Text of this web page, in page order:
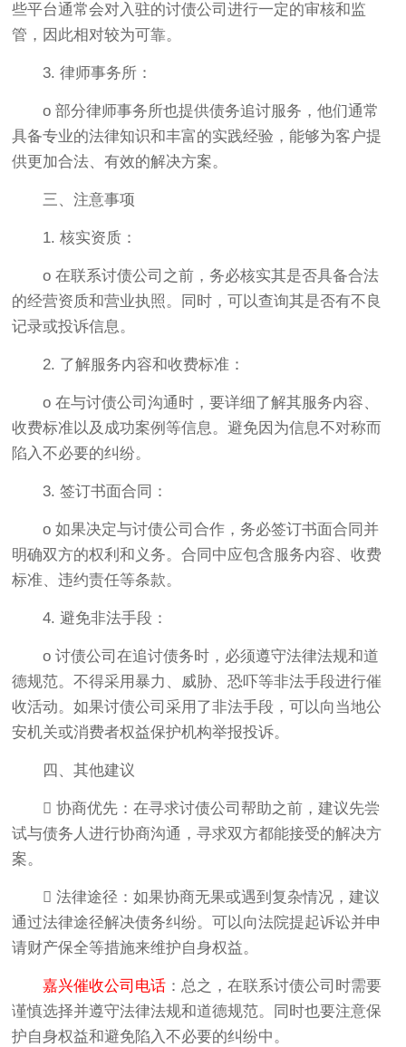
些平台通常会对入驻的讨债公司进行一定的审核和监
管，因此相对较为可靠。
3. 律师事务所：
o 部分律师事务所也提供债务追讨服务，他们通常
具备专业的法律知识和丰富的实践经验，能够为客户提
供更加合法、有效的解决方案。
三、注意事项
1. 核实资质：
o 在联系讨债公司之前，务必核实其是否具备合法
的经营资质和营业执照。同时，可以查询其是否有不良
记录或投诉信息。
2. 了解服务内容和收费标准：
o 在与讨债公司沟通时，要详细了解其服务内容、
收费标准以及成功案例等信息。避免因为信息不对称而
陷入不必要的纠纷。
3. 签订书面合同：
o 如果决定与讨债公司合作，务必签订书面合同并
明确双方的权利和义务。合同中应包含服务内容、收费
标准、违约责任等条款。
4. 避免非法手段：
o 讨债公司在追讨债务时，必须遵守法律法规和道
德规范。不得采用暴力、威胁、恐吓等非法手段进行催
收活动。如果讨债公司采用了非法手段，可以向当地公
安机关或消费者权益保护机构举报投诉。
四、其他建议
 协商优先：在寻求讨债公司帮助之前，建议先尝
试与债务人进行协商沟通，寻求双方都能接受的解决方
案。
 法律途径：如果协商无果或遇到复杂情况，建议
通过法律途径解决债务纠纷。可以向法院提起诉讼并申
请财产保全等措施来维护自身权益。
嘉兴催收公司电话 ：总之，在联系讨债公司时需要
谨慎选择并遵守法律法规和道德规范。同时也要注意保
护自身权益和避免陷入不必要的纠纷中。